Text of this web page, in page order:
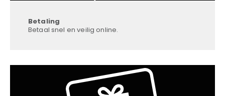
Betaling
Betaal snel en veilig online.